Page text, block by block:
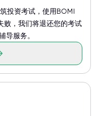
投资考试，使用BOMI
败，我们将退还您的考试
导服务。